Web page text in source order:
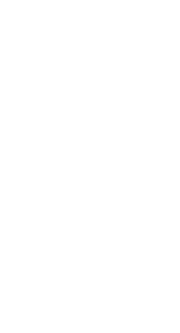
City